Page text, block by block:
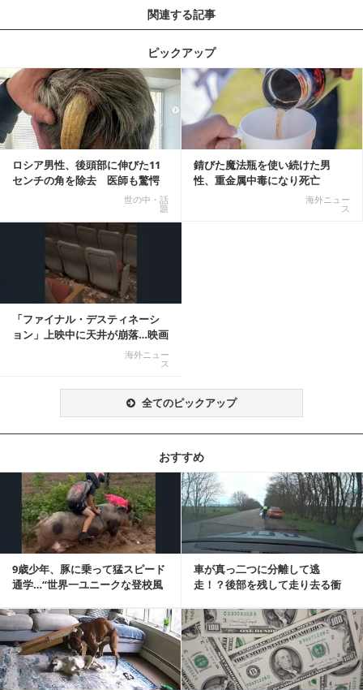
関連する記事
ピックアップ
ロシア男性、後頭部に伸びた11
センチの角を除去 医師も驚愕
世の中・話
題
錆びた魔法瓶を使い続けた男
性、重金属中毒になり死亡
海外ニュー
ス
記事を読む
「ファイナル・デスティネーシ
ョン」上映中に天井が崩落…映画
海外ニュー
ス
全てのピックアップ
おすすめ
9歳少年、豚に乗って猛スピード
通学…“世界一ユニークな登校風
車が真っ二つに分離して逃
走！？後部を残して走り去る衝
記事を読む
記事を読む